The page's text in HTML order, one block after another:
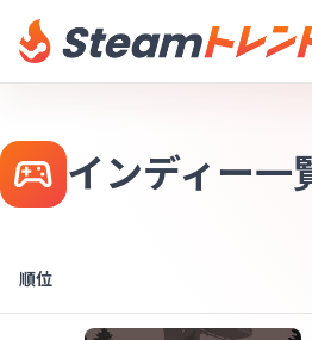
インディー一
順位